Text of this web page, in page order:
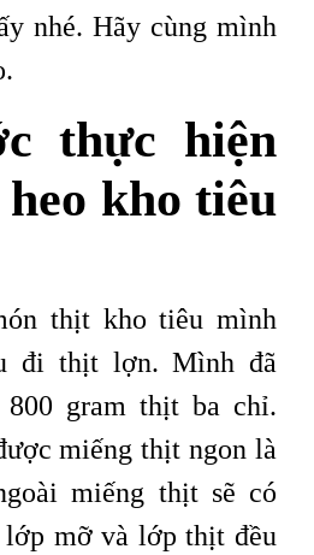
nhé. Hãy cùng mình
thực hiện
kho tiêu
thịt kho tiêu mình
đi thịt lợn. Mình đã
gram thịt ba chỉ.
miếng thịt ngon là
miếng thịt sẽ có
lớp mỡ và lớp thịt đều